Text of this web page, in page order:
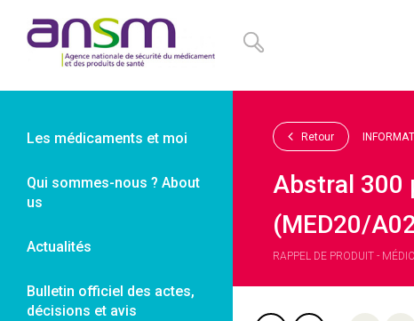
Les médicaments et moi
Qui sommes-nous ? About
us
Actualités
Bulletin officiel des actes,
décisions et avis
Retour
Abstral 300
(MED20/
RAPPEL DE PRODUIT -